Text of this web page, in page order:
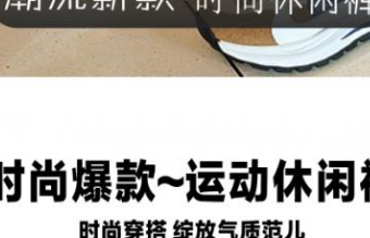
ฝากข้อความ
ทรกลับหาคุณเร็ว ๆ นี้!